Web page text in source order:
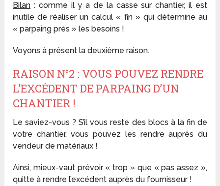
Bilan : comme il y a de la casse sur chantier, il est
inutile de réaliser un calcul « fin » qui détermine au
« parpaing près » les besoins !
Voyons à présent la deuxième raison.
RAISON N°2 : VOUS POUVEZ RENDRE
L’EXCÉDENT DE PARPAING D’UN
CHANTIER !
Le saviez-vous ? S’il vous reste des blocs à la fin de
votre chantier, vous pouvez les rendre auprès du
vendeur de matériaux !
Ainsi, mieux-vaut prévoir « trop » que « pas assez »,
quitte à rendre l’excédent auprès du fournisseur !